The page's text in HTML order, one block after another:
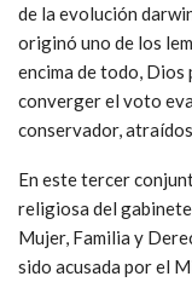
de la evolución
originó uno de los
encima de todo, Dios
converger el voto
conservador,
En este tercer
religiosa del
Mujer, Familia y
sido acusada por el